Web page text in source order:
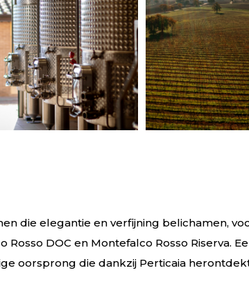
die elegantie en verfijning belichamen,
DOC en Montefalco Rosso Riserva.
oorsprong die dankzij Perticaia